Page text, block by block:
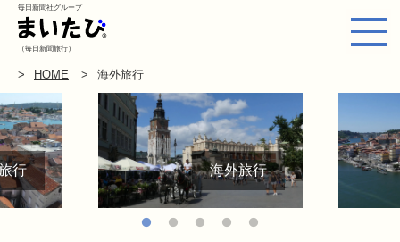
毎日新聞社グループ
（毎日新聞旅行）
HOME 海外旅行
行 海外旅行